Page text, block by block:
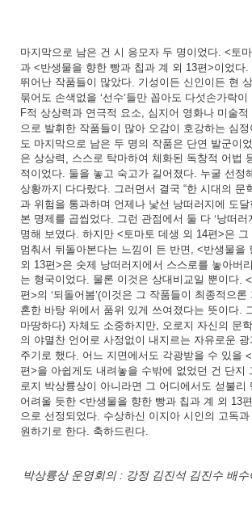
마지막으로 남은 건 시 응모자 두 명이었다. < 토
과 <반생물을 향한 빵과 칩과 계 외 13편>이었다.
뛰어난 작품들이 많았다. 기성이든 신인이든 현
묶어도 손색없을 ‘선수’들만 꼽아도 다섯손가락이
F적 상상력과 연극적 요소, 심지어 영화나 미술적
으로 발휘한 작품들이 많아 오감이 호강하는 심
도 마지막으로 남은 두 명의 작품은 단연 발군이
은 상상력 스스로 탁마하여 체화된 독창적 어법
적이었다. 둘을 놓고 숙고가 길어졌다. 누굴 선정
상황까지 다다랐다. 그러면서 결국 “한 시대의 문
과 위험을 통과하며 언제나 낯선 낭떠러지에 도
본 명제를 곱씹었다 그런 관점에서 둘 다 ‘낭떠러
명해 보였다. 하지만 < 토마토 데생 외 14편>은 그
멈춰서 뒤돌아본다는 느낌이 든 반면 , <반생물을
외 13편>은 숫제 낭떠러지에서 스스로를 놓아버
는 형국이었다. 물론 이것은 상대비교일 뿐이다. <
편>의 ‘되돌어봄’(이것은 그 작품들이 최종적으론
혼한 바탕 위에서 품위 있게 쓰여졌다는 뜻이다.
마땅하다) 자체도 소중하지만, 오로지 자신의 문
의 야멸찬 언어로 사정없이 내지르는 자유로운 광
주기로 했다 어느 지면에서도 각광받을 수 있을 <
편>을 아쉽게도 내려놓을 수밖에 없었던 건 단지
로지 박상륭상이 아니라면 그 어디에서도 섣불리
어려울 듯한 <반생물을 향한 빵과 칩과 계 외 13편
으로 선정되었다 수상하신 이지아 시인의 고독과
원하기로 한다. 축하드린다.
박상륭상 운영회의 : 강정 김진석 김진수 배